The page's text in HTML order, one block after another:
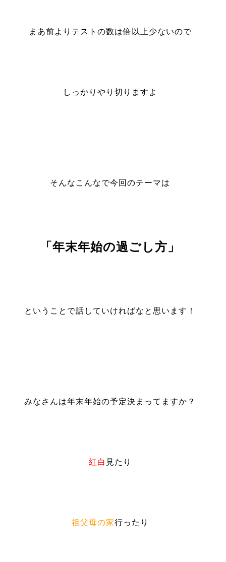
まあ前よりテストの数は倍以上少ないので
しっかりやり切りますよ
そんなこんなで今回のテーマは
「年末年始の過ごし方」
ということで話していければなと思います！
みなさんは年末年始の予定決まってますか？
紅白 見たり
祖父母の家行ったり